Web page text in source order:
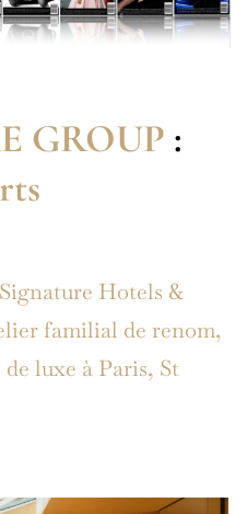
GROUP :
Hotels &
familial de renom,
luxe à Paris, St